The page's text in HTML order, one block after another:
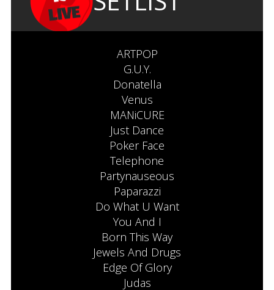
ARTPOP
G.U.Y.
Donatella
Venus
MANiCURE
Just Dance
Poker Face
Telephone
Partynauseous
Paparazzi
Do What U Want
You And I
Born This Way
Jewels And Drugs
Edge Of Glory
Judas